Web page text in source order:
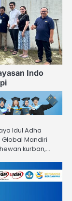
Indo
Idul Adha
Mandiri
kurban,…